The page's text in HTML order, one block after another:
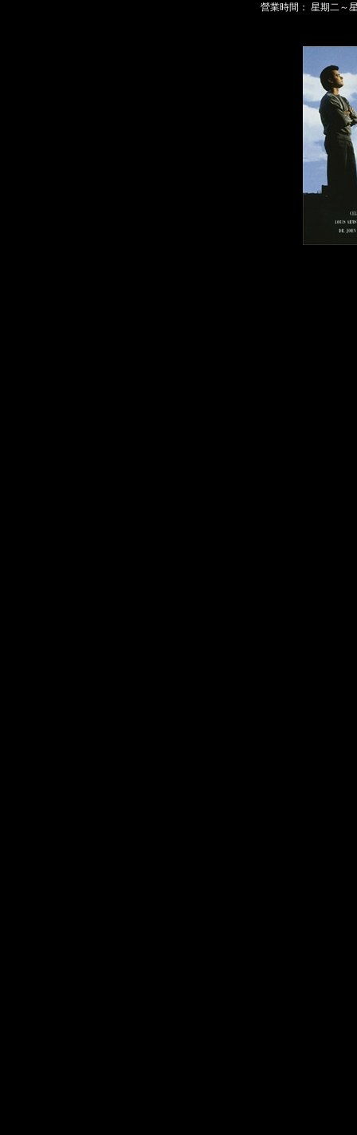
營業時間： 星期二～